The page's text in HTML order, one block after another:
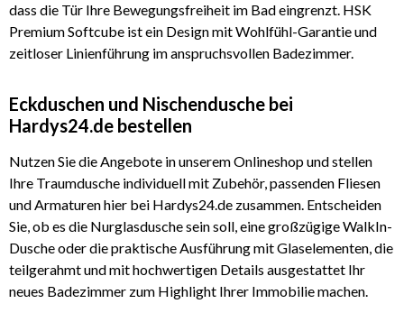
dass die Tür Ihre Bewegungsfreiheit im Bad eingrenzt. HSK
Premium Softcube ist ein Design mit Wohlfühl-Garantie und
zeitloser Linienführung im anspruchsvollen Badezimmer.
Eckduschen und Nischendusche bei
Hardys24.de bestellen
Nutzen Sie die Angebote in unserem Onlineshop und stellen
Ihre Traumdusche individuell mit Zubehör, passenden Fliesen
und Armaturen hier bei Hardys24.de zusammen. Entscheiden
Sie, ob es die Nurglasdusche sein soll, eine großzügige WalkIn-
Dusche oder die praktische Ausführung mit Glaselementen, die
teilgerahmt und mit hochwertigen Details ausgestattet Ihr
neues Badezimmer zum Highlight Ihrer Immobilie machen.